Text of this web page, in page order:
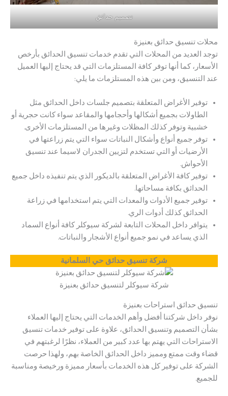
تصميم حدائق
محلات تنسيق حدائق بعنيزة
توجد العديد من المحلات التي تقدم خدمات تنسيق الحدائق بأرخص
الأسعار، كما أنها توفر كافة المستلزمات التي قد يحتاج إليها العميل
عند التنسيق، ومن بين هذه المستلزمات ما يلي:
توفير الأغراض المتعلقة بتصميم جلسات داخل الحدائق مثل
الطاولات بجميع أشكالها وأحجامها والمقاعد سواء كانت حجرية أو
خشبية وتوفر كذلك المظلات وغيرها من المستلزمات الأخرى.
توفر جميع أنواع وأشكال النباتات سواء التي يتم زراعتها في
الأرضيات أو التي تستخدم لتزيين الجدران لاسيما عند تنسيق
الأحواش.
توفير كافة الأغراض المتعلقة بالديكور الذي يتم تنفيذه داخل جميع
الحدائق بكافة مساحاتها.
توفير جميع الأدوات والمعدات التي يتم استخدامها في زراعة
الحدائق كذلك أدوات الري.
يتوافر داخل المحلات التابعة لشركة سيوكلر كافة أنواع السماد
الذي يساعد في نمو جميع أنواع الأشجار والنباتات.
شركة تنسيق حدائق حي السلمانية
شركة سيوكلر لتنسيق حدائق بعنيزة
تنسيق حدائق استراحات بعنيزة
نوفر داخل شركتنا أفضل وأهم الخدمات التي يحتاج إليها العملاء
بشأن التصميم وتنسيق الحدائق، علاوة على توفير خدمات تنسيق
الاستراحات التي يهتم بها عدد كبير من العملاء، نظرًا لرغبتهم في
قضاء وقت ممتع ومميز داخل الحدائق الخاصة بهم، ولهذا حرصت
الشركة على توفير كل هذه الخدمات بأسعار مميزة ورخيصة ومناسبة
للجميع.